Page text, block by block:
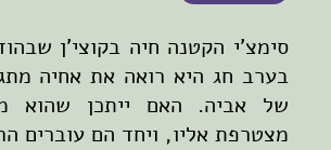
סימצ'י הקטנה חיה בקוצי'ן
בערב חג היא רואה את אחיה
של אביה. האם ייתכן שהוא
מצטרפת אליו, ויחד הם עוברים